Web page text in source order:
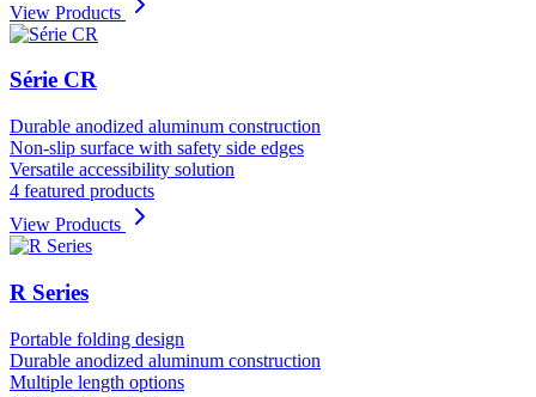
View Products
Série CR
Durable anodized aluminum construction
Non-slip surface with safety side edges
Versatile accessibility solution
4 featured products
View Products
R Series
Portable folding design
Durable anodized aluminum construction
Multiple length options